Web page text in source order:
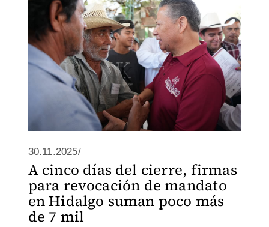
30.11.2025/
A cinco días del cierre, firmas
para revocación de mandato
en Hidalgo suman poco más
de 7 mil